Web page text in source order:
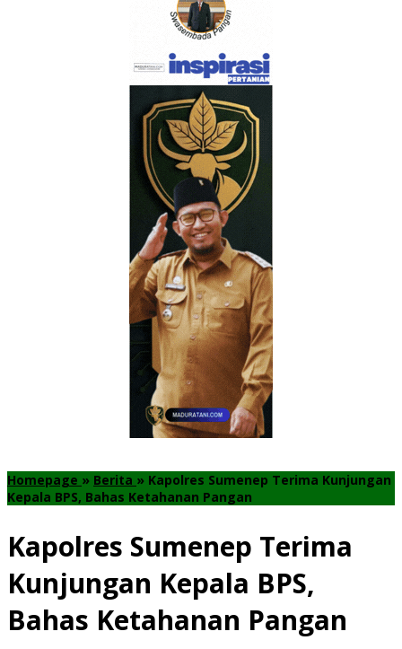
Homepage » Berita » Kapolres Sumenep Terima Kunjungan
Kepala BPS, Bahas Ketahanan Pangan
Kapolres Sumenep Terima
Kunjungan Kepala BPS,
Bahas Ketahanan Pangan